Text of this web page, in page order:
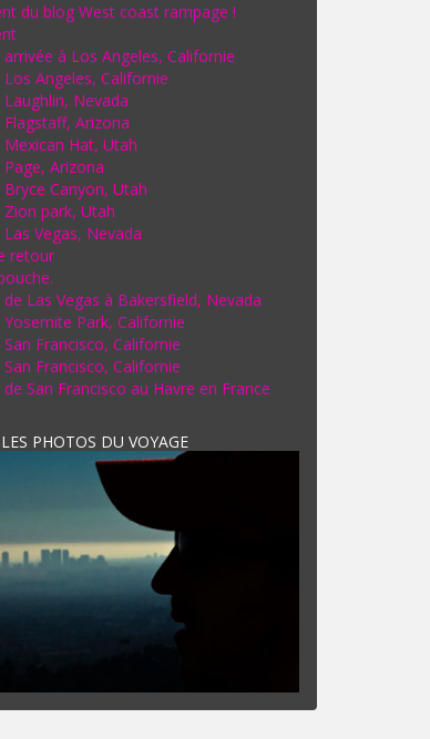
du blog West coast rampage !
arrivée à Los Angeles, Californie
Los Angeles, Californie
Laughlin, Nevada
Flagstaff, Arizona
Mexican Hat, Utah
Page, Arizona
Bryce Canyon, Utah
Zion park, Utah
Las Vegas, Nevada
retour
de Las Vegas à Bakersfield, Nevada
Yosemite Park, Californie
San Francisco, Californie
San Francisco, Californie
de San Francisco au Havre en France
PHOTOS DU VOYAGE